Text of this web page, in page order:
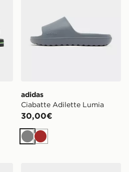
adidas
Ciabatte Adilette Lumia
30,00€
GrigioMarrone